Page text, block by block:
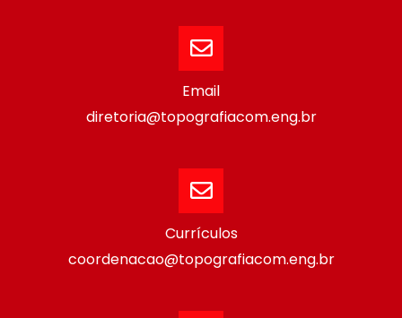
Email
diretoria@topografiacom.eng.br
Currículos
coordenacao@topografiacom.eng.br